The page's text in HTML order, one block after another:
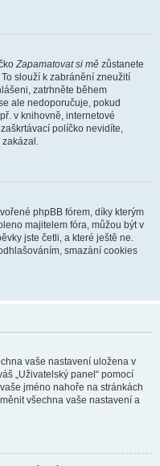
Zapamatovat si mě zůstanete
slouží k zabránění zneužití
zatrhněte během
ale nedoporučuje, pokud
v knihovně, internetové
políčko nevidíte,
zakázal.
phpBB fórem, díky kterým
majitelem fóra, můžou být v
jste četli, a které ještě ne.
smazání cookies
vaše nastavení uložena v
„Uživatelský panel“ pomocí
jméno nahoře na stránkách
všechna vaše nastavení a